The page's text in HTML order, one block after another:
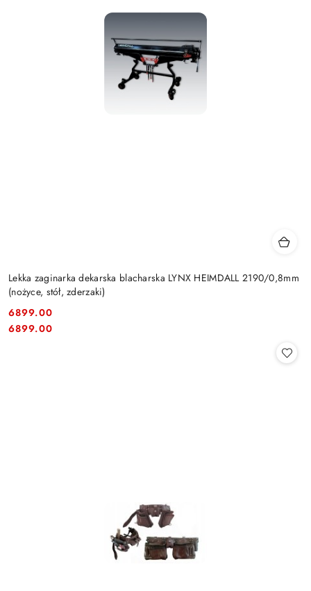
Lekka zaginarka dekarska blacharska LYNX HEIMDALL 2190/0,8mm
(nożyce, stół, zderzaki)
Cena:
6899.00
Cena:
6899.00